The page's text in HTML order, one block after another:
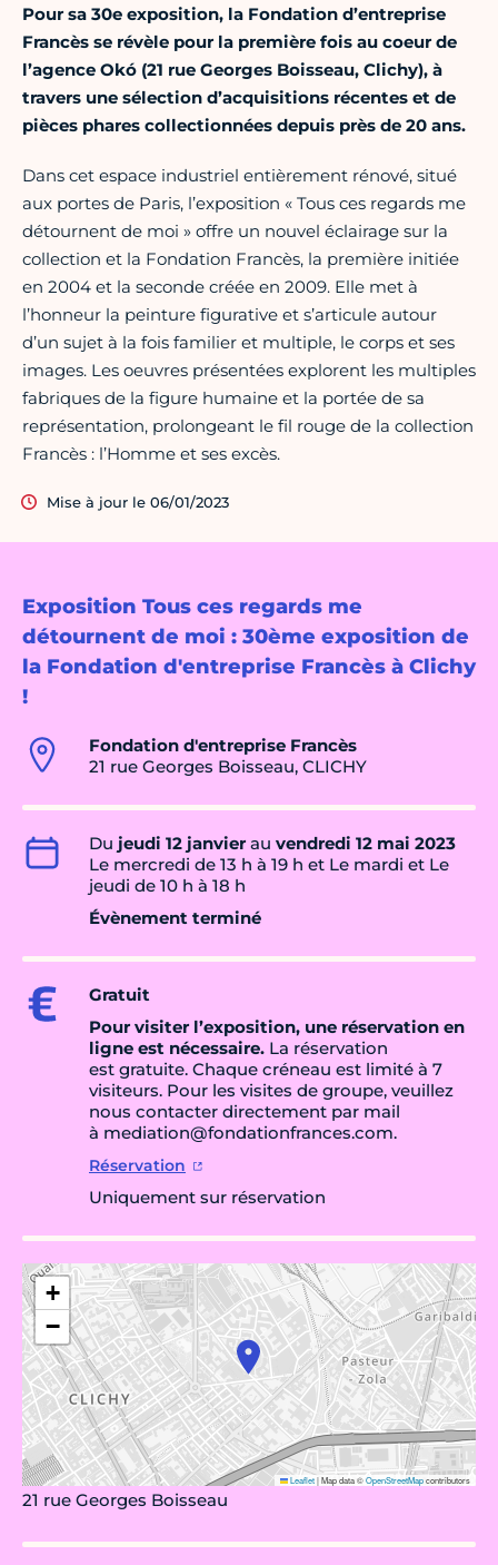
Exposition Tous ces regards me
détournent de moi : 30ème exposition de
la Fondation d'entreprise Francès à Clichy
!
Fondation d'entreprise Francès
21 rue Georges Boisseau, CLICHY
Du jeudi 12 janvierau vendredi 12 mai 2023
Le mercredi de 13 h à 19 h et Le mardi et Le
jeudi de 10 h à 18 h
Évènement terminé
Gratuit
Pour visiter l’exposition, une réservation en
ligne est nécessaire. La réservation
est gratuite. Chaque créneau est limité à 7
visiteurs. Pour les visites de groupe, veuillez
nous contacter directement par mail
à mediation@fondationfrances.com.
Réservation
Uniquement sur réservation
+
−
Leaflet|Map data ©OpenStreetMapcontributors
21 rue Georges Boisseau
Pour sa 30e exposition, la Fondation d’entreprise
Francès se révèle pour la première fois au coeur de
l’agence Okó (21 rue Georges Boisseau, Clichy), à
travers une sélection d’acquisitions récentes et de
pièces phares collectionnées depuis près de 20 ans.
Dans cet espace industriel entièrement rénové, situé
aux portes de Paris, l’exposition « Tous ces regards me
détournent de moi » offre un nouvel éclairage sur la
collection et la Fondation Francès, la première initiée
en 2004 et la seconde créée en 2009. Elle met à
l’honneur la peinture figurative et s’articule autour
d’un sujet à la fois familier et multiple, le corps et ses
images. Les oeuvres présentées explorent les multiples
fabriques de la figure humaine et la portée de sa
représentation, prolongeant le fil rouge de la collection
Francès : l’Homme et ses excès.
Mise à jour le 06/01/2023